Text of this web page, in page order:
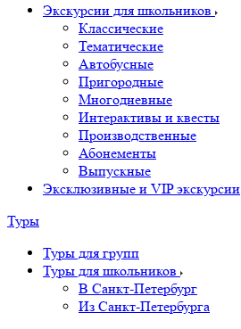
Экскурсии для школьников
Классические
Тематические
Автобусные
Пригородные
Многодневные
Интерактивы и квесты
Производственные
Абонементы
Выпускные
Эксклюзивные и VIP экскурсии
Туры
Туры для групп
Туры для школьников
В Санкт-Петербург
Из Санкт-Петербурга